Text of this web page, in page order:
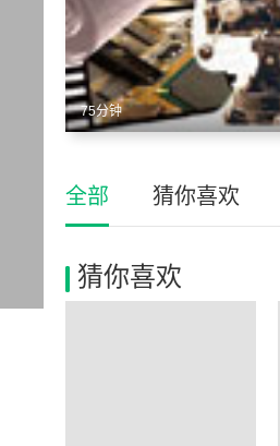
75分钟
全部 猜你喜欢
猜你喜欢